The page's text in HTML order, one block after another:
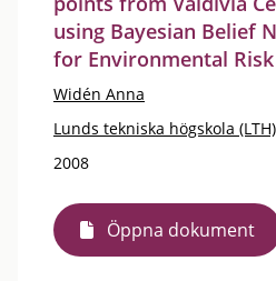
using Bayesian Belief
for Environmental
Widén Anna
Lunds tekniska högskola (LTH)
2008
Öppna dokument